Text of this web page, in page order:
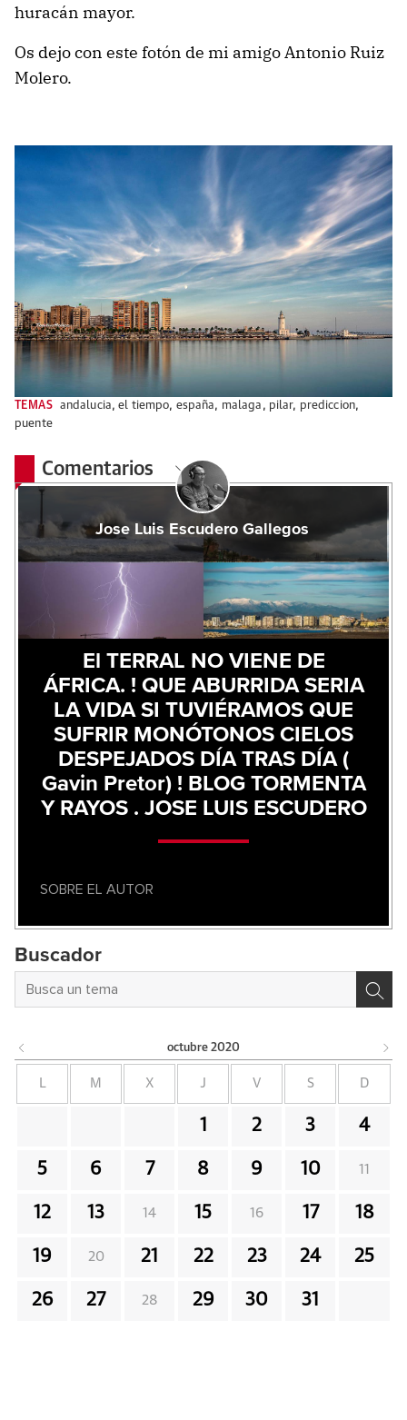
huracán mayor.
Os dejo con este fotón de mi amigo Antonio Ruiz
Molero.
TEMAS andalucia,el tiempo, españa, malaga , pilar, prediccion,
puente
Comentarios
Jose Luis Escudero Gallegos
El TERRAL NO VIENE DE
ÁFRICA. ! QUE ABURRIDA SERIA
LA VIDA SI TUVIÉRAMOS QUE
SUFRIR MONÓTONOS CIELOS
DESPEJADOS DÍA TRAS DÍA (
Gavin Pretor) ! BLOG TORMENTA
Y RAYOS . JOSE LUIS ESCUDERO
SOBRE EL AUTOR
Buscador
octubre 2020
L M X J V S D
1 2 3 4
5 6 7 8 9 10 11
12 13 14 15 16 17 18
19 20 21 22 23 24 25
26 27 28 29 30 31